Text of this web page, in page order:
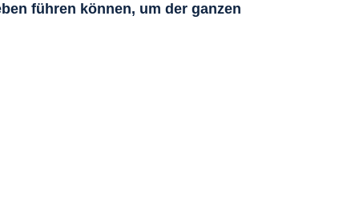
führen können, um der ganzen